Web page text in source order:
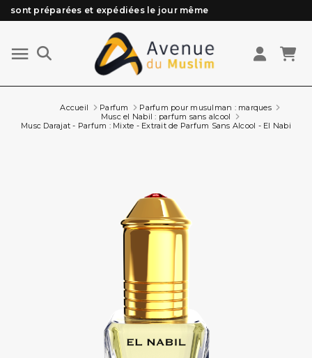
sont préparées et expédiées le jour même
Besoin d'aide ? Retrouvez notre FAQ
Livraison offerte à partir de 89€ d'achat*
Les Commandes passées avant 15h (lun au Vend)
Accueil Parfum
Parfum pour musulman : marques
Musc el Nabil : parfum sans alcool
Musc Darajat - Parfum : Mixte - Extrait de Parfum Sans Alcool - El Nabil - 5